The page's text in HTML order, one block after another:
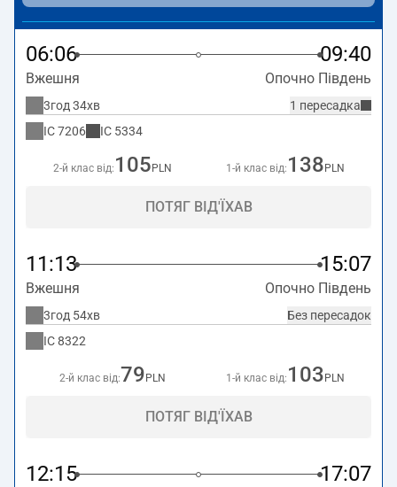
06:06 09:40
Вжешня Опочно Південь
1 пересадка
3год 34хв
IC7206 IC 5334
2-й клас від: 105 PLN 1-й клас від: 138 PLN
ПОТЯГ ВІД'ЇХАВ
11:13 15:07
Вжешня Опочно Південь
Без пересадок
3год 54хв
IC8322
2-й клас від:79 PLN 1-й клас від: 103 PLN
ПОТЯГ ВІД'ЇХАВ
12:15 17:07